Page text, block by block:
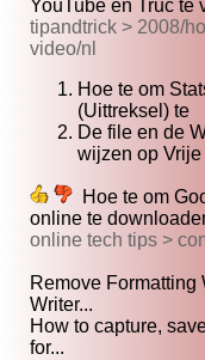
YouTube en Truc te
tipandtrick > 2008/
video/nl
Hoe te om
(Uittreksel) te
De file en de
wijzen op Vrije
Hoe te om
online te
online tech tips >
Remove Formatting
Writer...
How to capture,
for...